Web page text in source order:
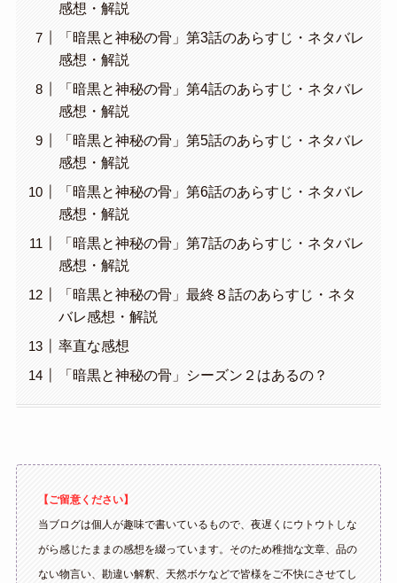
感想・解説
「暗黒と神秘の骨」第3話のあらすじ・ネタバレ
感想・解説
「暗黒と神秘の骨」第4話のあらすじ・ネタバレ
感想・解説
「暗黒と神秘の骨」第5話のあらすじ・ネタバレ
感想・解説
「暗黒と神秘の骨」第6話のあらすじ・ネタバレ
感想・解説
「暗黒と神秘の骨」第7話のあらすじ・ネタバレ
感想・解説
「暗黒と神秘の骨」最終８話のあらすじ・ネタ
バレ感想・解説
率直な感想
「暗黒と神秘の骨」シーズン２はあるの？
【ご留意ください】
当ブログは個人が趣味で書いているもので、夜遅くにウトウトしな
がら感じたままの感想を綴っています。そのため稚拙な文章、品の
ない物言い、勘違い解釈、天然ボケなどで皆様をご不快にさせてし